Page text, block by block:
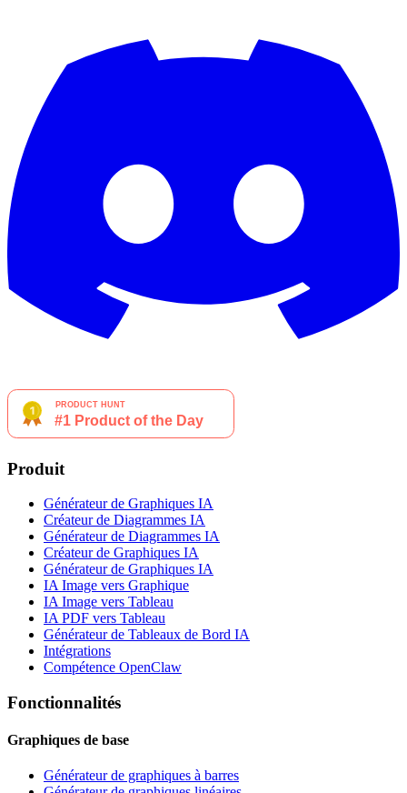
Produit
Générateur de Graphiques IA
Créateur de Diagrammes IA
Générateur de Diagrammes IA
Créateur de Graphiques IA
Générateur de Graphiques IA
IA Image vers Graphique
IA Image vers Tableau
IA PDF vers Tableau
Générateur de Tableaux de Bord IA
Intégrations
Compétence OpenClaw
Fonctionnalités
Graphiques de base
Générateur de graphiques à barres